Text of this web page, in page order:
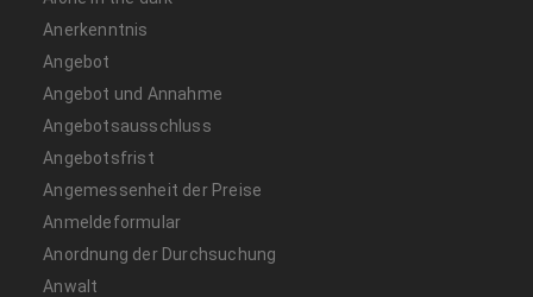
Anerkenntnis
Angebot
Angebot und Annahme
Angebotsausschluss
Angebotsfrist
Angemessenheit der Preise
Anmeldeformular
Anordnung der Durchsuchung
Anwalt